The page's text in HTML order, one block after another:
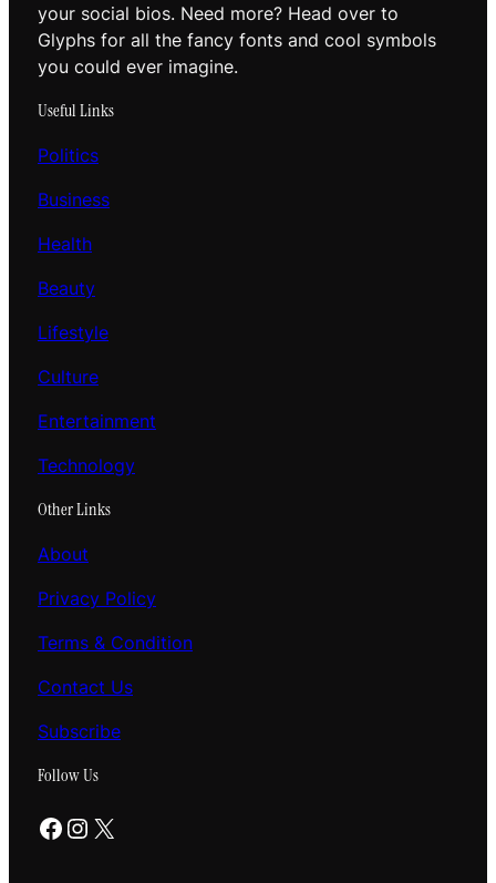
your social bios. Need more? Head over to
Glyphs for all the fancy fonts and cool symbols
you could ever imagine.
Useful Links
Politics
Business
Health
Beauty
Lifestyle
Culture
Entertainment
Technology
Other Links
About
Privacy Policy
Terms & Condition
Contact Us
Subscribe
Follow Us
Facebook Instagram X